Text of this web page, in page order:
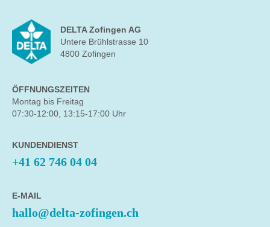
DELTA Zofingen AG
Untere Brühlstrasse 10
4800 Zofingen
ÖFFNUNGSZEITEN
Montag bis Freitag
07:30-12:00, 13:15-17:00 Uhr
KUNDENDIENST
+41 62 746 04 04
E-MAIL
hallo@delta-zofingen.ch